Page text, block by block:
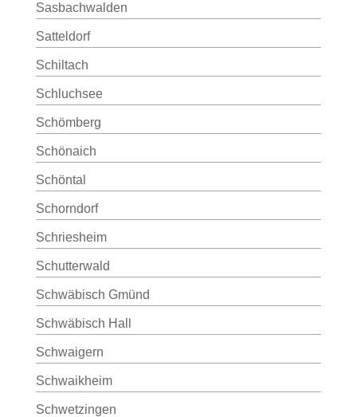
Sasbachwalden
Satteldorf
Schiltach
Schluchsee
Schömberg
Schönaich
Schöntal
Schorndorf
Schriesheim
Schutterwald
Schwäbisch Gmünd
Schwäbisch Hall
Schwaigern
Schwaikheim
Schwetzingen